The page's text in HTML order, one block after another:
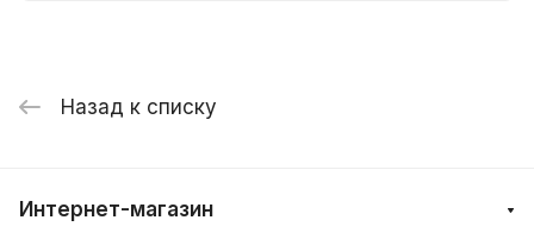
Назад к списку
Интернет-магазин